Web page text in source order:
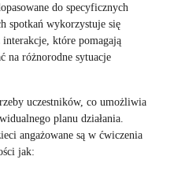
do specyficznych
spotkań wykorzystuje się
które pomagają
na różnorodne sytuacje
uczestników, co umożliwia
planu działania.
angażowane są w ćwiczenia
jak: